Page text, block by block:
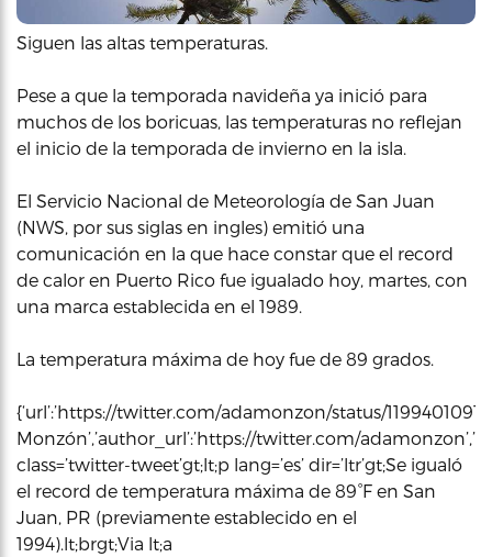
Siguen las altas temperaturas.
Pese a que la temporada navideña ya inició para
muchos de los boricuas, las temperaturas no reflejan
el inicio de la temporada de invierno en la isla.
El Servicio Nacional de Meteorología de San Juan
(NWS, por sus siglas en ingles) emitió una
comunicación en la que hace constar que el record
de calor en Puerto Rico fue igualado hoy, martes, con
una marca establecida en el 1989.
La temperatura máxima de hoy fue de 89 grados.
{‘url’:’https://twitter.com/adamonzon/status/
Monzón’,’author_url’:’https://twitter.com/
class=’twitter-tweet’gt;lt;p lang=’es’ dir=’ltr’gt;Se igualó
el record de temperatura máxima de 89°F en San
Juan, PR (previamente establecido en el
1994).lt;brgt;Via lt;a